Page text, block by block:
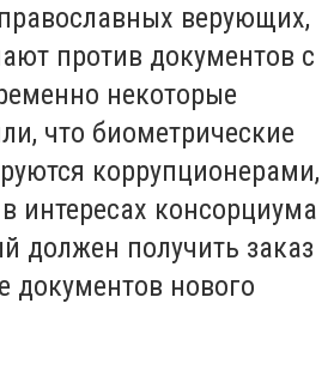
верующих,
против документов с
некоторые
что биометрические
коррупционерами,
интересах консорциума
должен получить заказ
документов нового